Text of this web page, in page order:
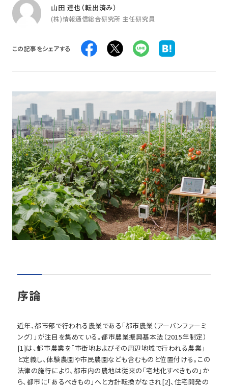
山田 達也（転出済み）
(株)情報通信総合研究所 主任研究員
この記事をシェアする
序論
近年、都市部で行われる農業である「都市農業（アーバンファーミ
ング）」が注目を集めている。都市農業振興基本法（2015年制定）
[1]は、都市農業を「市街地およびその周辺地域で行われる農業」
と定義し、体験農園や市民農園なども含むものと位置付ける。この
法律の施行により、都市内の農地は従来の「宅地化すべきもの」か
ら、都市に「あるべきもの」へと方針転換がなされ[2]、住宅開発の